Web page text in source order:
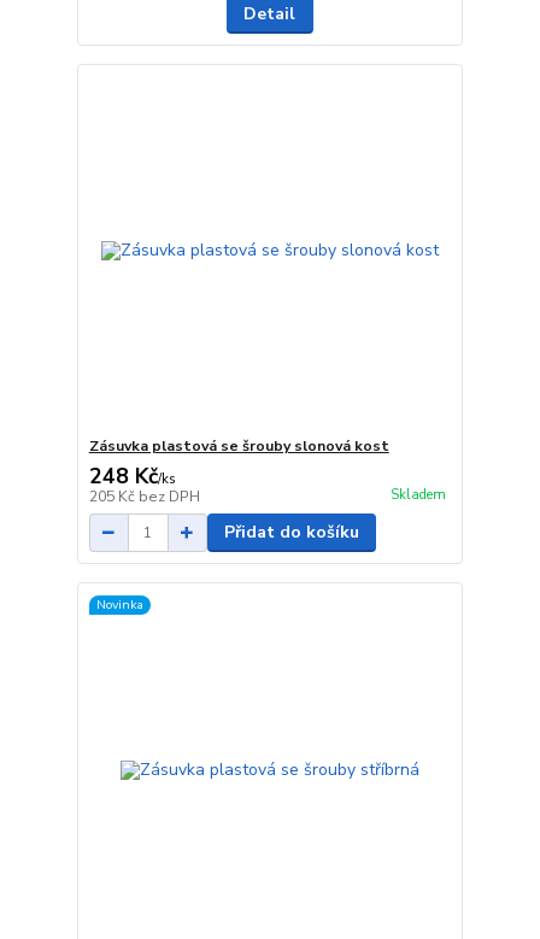
Detail
Zásuvka plastová se šrouby slonová kost
248 Kč/ks
205 Kč bez DPH Skladem
Přidat do košíku
Novinka